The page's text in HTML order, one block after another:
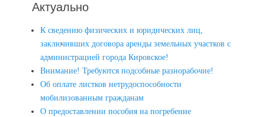
Актуально
К сведению физических и юридических лиц,
заключивших договора аренды земельных участков с
администрацией города Кировское!
Внимание! Требуются подсобные разнорабочие!
Об оплате листков нетрудоспособности
мобилизованным гражданам
О предоставлении пособия на погребение